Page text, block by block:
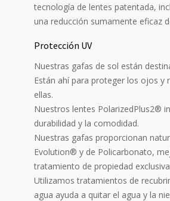
tecnología de lentes patentada,
una reducción sumamente eficaz
Protección UV
Nuestras gafas de sol están
Están ahí para proteger los ojos y
ellas.
Nuestros lentes PolarizedPlus2®
durabilidad y la comodidad.
Nuestras gafas proporcionan
Evolution® y de Policarbonato,
tratamiento de propiedad
Utilizamos tratamientos de
agua ayuda a quitar el agua y la